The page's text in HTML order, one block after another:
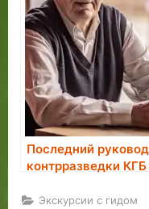
Последний
контрразведки
агенты считали
Экскурсии с гидом